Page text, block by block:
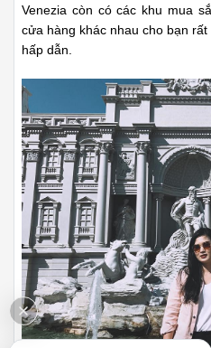
Venezia còn có các khu mua
cửa hàng khác nhau cho bạn
hấp dẫn.